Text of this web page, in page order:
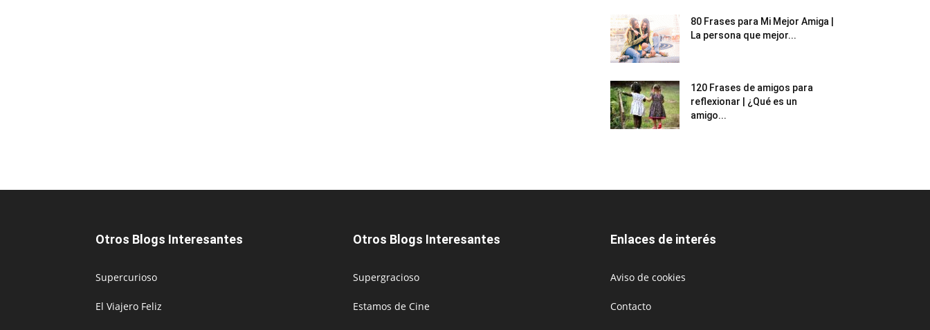
80 Frases para Mi Mejor Amiga |
La persona que mejor...
120 Frases de amigos para
reflexionar | ¿Qué es un
amigo...
Otros Blogs Interesantes
Supercurioso
El Viajero Feliz
Otros Blogs Interesantes
Supergracioso
Estamos de Cine
Enlaces de interés
Aviso de cookies
Contacto